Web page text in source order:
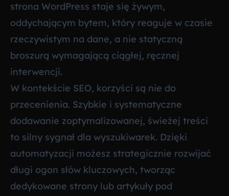
strona WordPress staje się żywym,
oddychającym bytem, który reaguje w czasie
rzeczywistym na dane, a nie statyczną
broszurą wymagającą ciągłej, ręcznej
interwencji.
W kontekście SEO, korzyści są nie do
przecenienia. Szybkie i systematyczne
dodawanie zoptymalizowanej, świeżej treści
to silny sygnał dla wyszukiwarek. Dzięki
automatyzacji możesz strategicznie rozwijać
długi ogon słów kluczowych, tworząc
dedykowane strony lub artykuły pod